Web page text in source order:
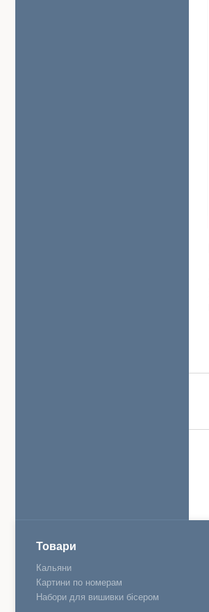
Товари
Кальяни
Картини по номерам
Набори для вишивки бісером